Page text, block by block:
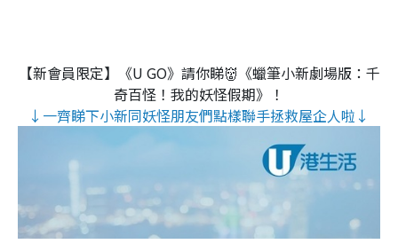
【新會員限定】《U GO》請你睇👹《蠟筆小新劇場版：千
奇百怪！我的妖怪假期》！
↓一齊睇下小新同妖怪朋友們點樣聯手拯救屋企人啦↓